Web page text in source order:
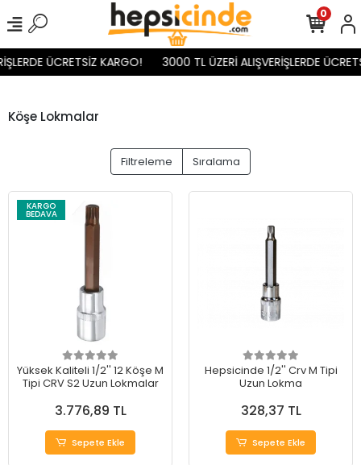
ÜCRETSİZ KARGO! 3000 TL ÜZERİ ALIŞVERİŞLERDE
0
Köşe Lokmalar
Filtreleme Sıralama
KARGO
BEDAVA
Yüksek Kaliteli 1/2'' 12 Köşe M
Tipi CRV S2 Uzun Lokmalar
3.776,89 TL
Sepete Ekle
Hepsicinde 1/2'' Crv M Tipi
Uzun Lokma
328,37 TL
Sepete Ekle